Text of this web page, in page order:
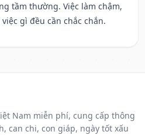
tầm thường. Việc làm chậm,
gì đều cần chắc chắn.
Nam miễn phí, cung cấp thông
can chi, con giáp, ngày tốt xấu